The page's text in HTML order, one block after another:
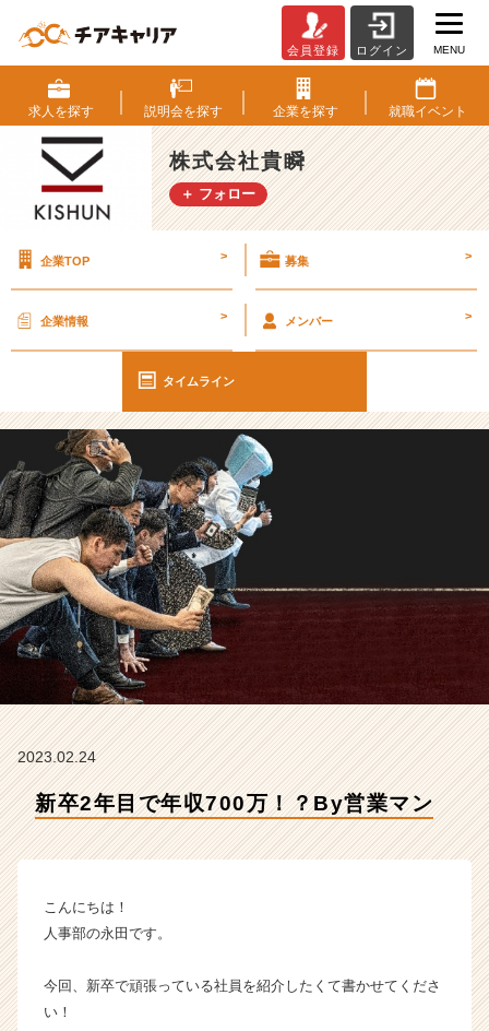
卒
2
年
目
で
年
0
万！？
y
営
マ
【株
式
会
社
貴
瞬
の
タ
イ
ム
ラ
ベ
ン
ャ
会員登録 ログイン MENU
求人を探す 説明会を探す 企業を探す 就職イベント
株式会社貴瞬
＋ フォロー
企業TOP > 募集 >
企業情報 > メンバー >
タイムライン
2023.02.24
新卒2年目で年収700万！？By営業マン
こんにちは！
人事部の永田です。
今回、新卒で頑張っている社員を紹介したくて書かせてくださ
い！